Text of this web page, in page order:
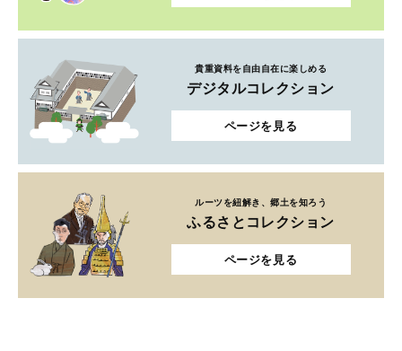
貴重資料を自由自在に楽しめる
デジタルコレクション
ページを見る
ルーツを紐解き、郷土を知ろう
ふるさとコレクション
ページを見る